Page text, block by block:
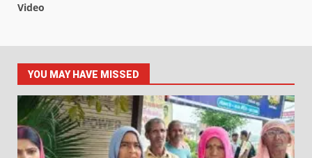
Video
YOU MAY HAVE MISSED